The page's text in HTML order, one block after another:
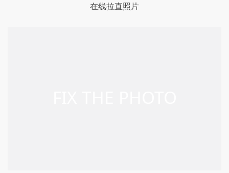
在线拉直照片